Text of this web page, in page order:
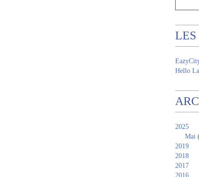
LES
Hello
2025
Mai
2019
2018
2017
2016